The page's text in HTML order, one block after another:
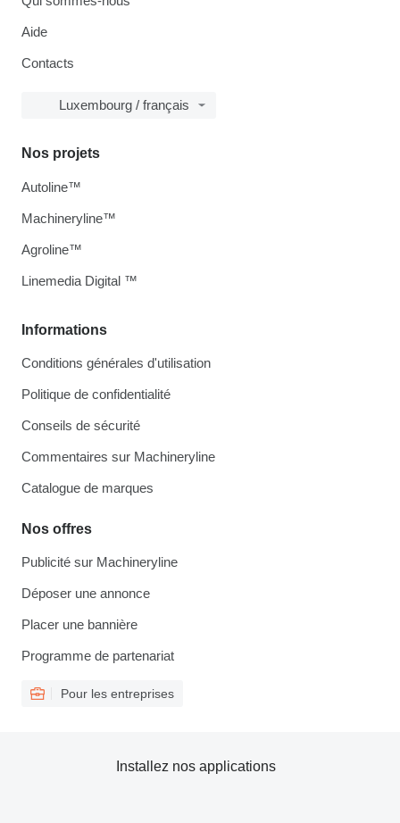
Aide
Contacts
Luxembourg / français
Informations
Conditions générales d'utilisation
Politique de confidentialité
Conseils de sécurité
Commentaires sur Machineryline
Catalogue de marques
Nos offres
Publicité sur Machineryline
Déposer une annonce
Placer une bannière
Programme de partenariat
Pour les entreprises
Nos projets
Autoline™
Machineryline™
Agroline™
Linemedia Digital ™
Installez nos applications